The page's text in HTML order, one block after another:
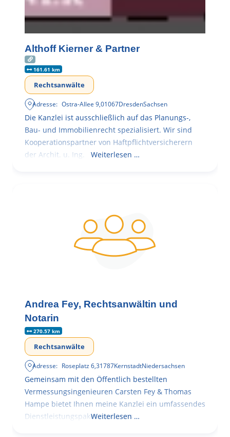
Althoff Kierner & Partner
161.61 km
Rechtsanwälte
Adresse: Ostra-Allee 9,01067DresdenSachsen
Die Kanzlei ist ausschließlich auf das Planungs-,
Bau- und Immobilienrecht spezialisiert. Wir sind
Kooperationspartner von Haftpflichtversicherern
der Archit. u. Ing.
Weiterlesen …
Andrea Fey, Rechtsanwältin und
Notarin
270.57 km
Rechtsanwälte
Adresse: Roseplatz 6,31787KernstadtNiedersachsen
Gemeinsam mit den Öffentlich bestellten
Vermessungsingenieuren Carsten Fey & Thomas
Hampe bietet Ihnen meine Kanzlei ein umfassendes
Dienstleistungspaket rund ums
Weiterlesen …